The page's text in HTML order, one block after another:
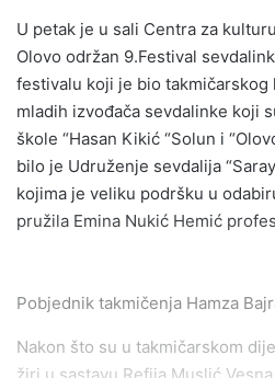
U petak je u sali Centra za
Olovo održan 9.Festival
festivalu koji je bio takmičarskog
mladih izvođača sevdalinke koji
škole “Hasan Kikić “Solun i
bilo je Udruženje sevdalija
kojima je veliku podršku u
pružila Emina Nukić Hemić
Pobjednik takmičenja Hamza
Nakon što su u takmičarskom